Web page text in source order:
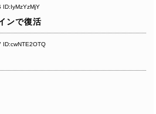
ID:IyMzYzMjY
ンで復活
ID:cwNTE2OTQ